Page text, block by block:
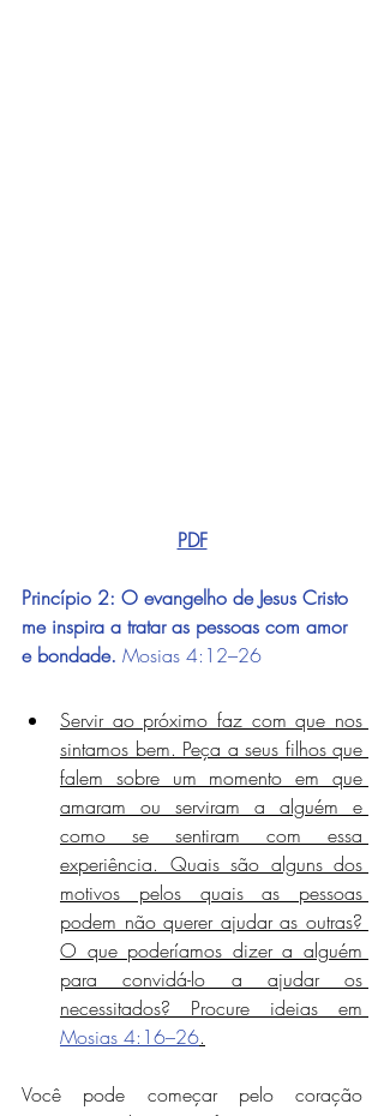
PDF
Princípio 2: O evangelho de Jesus Cristo
me inspira a tratar as pessoas com amor
e bondade. Mosias 4:12–26
Servir ao próximo faz com que nos
sintamos bem. Peça a seus filhos que
falem sobre um momento em que
amaram ou serviram a alguém e
como se sentiram com essa
experiência. Quais são alguns dos
motivos pelos quais as pessoas
podem não querer ajudar as outras?
O que poderíamos dizer a alguém
para convidá-lo a ajudar os
Mosias 4:16–26.
Você pode começar pelo coração